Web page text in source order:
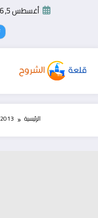
أغسطس 5, 2026
الرئيسية 2013